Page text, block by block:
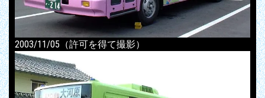
2003/11/05（許可を得て撮影）